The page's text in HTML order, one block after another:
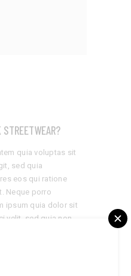
STREETWEAR?
quia voluptas sit
sed quia
eos qui ratione
Neque porro
ipsum quia dolor sit
velit, sed quia non